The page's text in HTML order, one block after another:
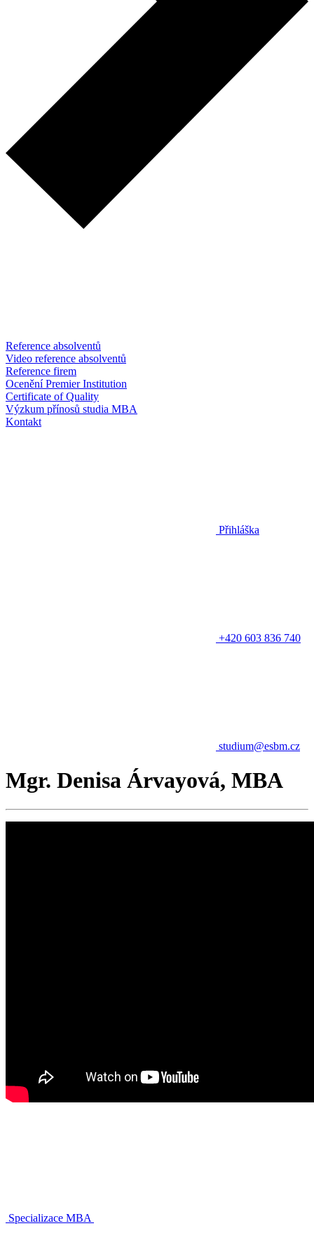
Reference absolventů
Video reference absolventů
Reference firem
Ocenění Premier Institution
Certificate of Quality
Výzkum přínosů studia MBA
Kontakt
Přihláška
+420 603 836 740
studium@esbm.cz
Mgr. Denisa Árvayová, MBA
Specializace MBA